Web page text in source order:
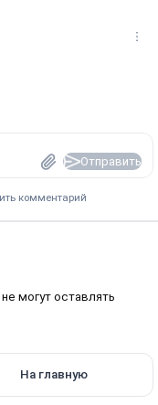
Отправить
комментарий
не могут оставлять
На главную